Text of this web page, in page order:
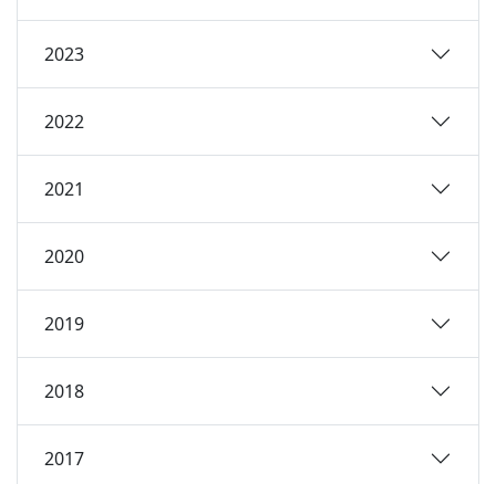
2023
2022
2021
2020
2019
2018
2017